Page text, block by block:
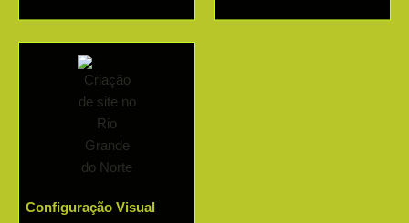
Configuração Visual